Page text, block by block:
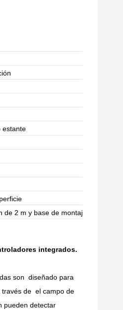
estante
2 m y base de montaje.
integrados.
son diseñado para
través de el campo de
pueden detectar